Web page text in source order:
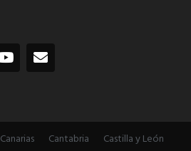
Canarias Cantabria
Castilla y León